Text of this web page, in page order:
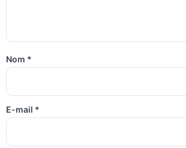
Nom *
E-mail *